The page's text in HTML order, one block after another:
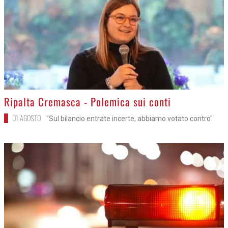
>
Ripalta Cremasca - Polemica sui conti
01 AGOSTO "Sul bilancio entrate incerte, abbiamo votato contro"